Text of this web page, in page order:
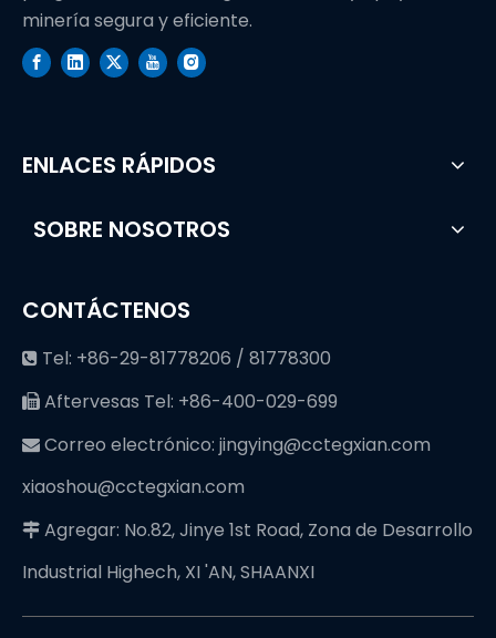
minería segura y eficiente.
ENLACES RÁPIDOS
SOBRE NOSOTROS
CONTÁCTENOS
 Tel: +86-29-81778206 / 81778300
 Aftervesas Tel: +86-400-029-699
 Correo electrónico: jingying@cctegxian.com
xiaoshou@cctegxian.com
 Agregar: No.82, Jinye 1st Road, Zona de Desarrollo
Industrial Highech, XI 'AN, SHAANXI